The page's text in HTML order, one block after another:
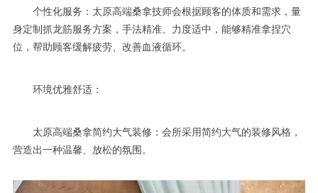
个性化服务：太原高端桑拿技师会根据顾客的体质和需求，量
身定制抓龙筋服务方案，手法精准、力度适中，能够精准拿捏穴
位，帮助顾客缓解疲劳、改善血液循环。
环境优雅舒适：
太原高端桑拿简约大气装修：会所采用简约大气的装修风格，
营造出一种温馨、放松的氛围。